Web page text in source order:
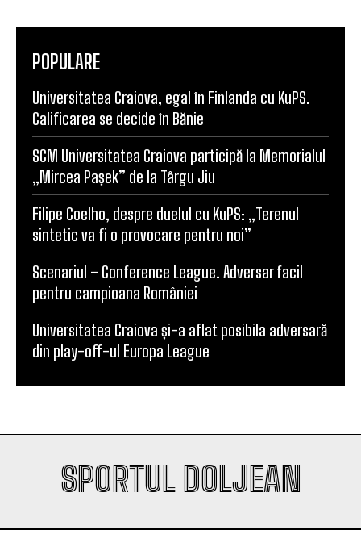
POPULARE
Universitatea Craiova, egal în Finlanda cu KuPS.
Calificarea se decide în Bănie
SCM Universitatea Craiova participă la Memorialul
„Mircea Pașek” de la Târgu Jiu
Filipe Coelho, despre duelul cu KuPS: „Terenul
sintetic va fi o provocare pentru noi”
Scenariul – Conference League. Adversar facil
pentru campioana României
Universitatea Craiova și-a aflat posibila adversară
din play-off-ul Europa League
SPORTUL DOLJEAN